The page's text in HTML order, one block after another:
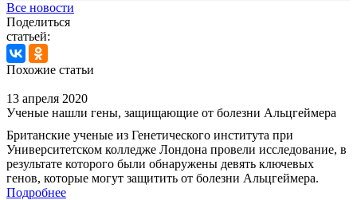
Все новости
Поделиться
статьей:
Похожие статьи
13 апреля 2020
Ученые нашли гены, защищающие от болезни Альцгеймера
Британские ученые из Генетического института при
Университетском колледже Лондона провели исследование, в
результате которого были обнаружены девять ключевых
генов, которые могут защитить от болезни Альцгеймера.
Подробнее